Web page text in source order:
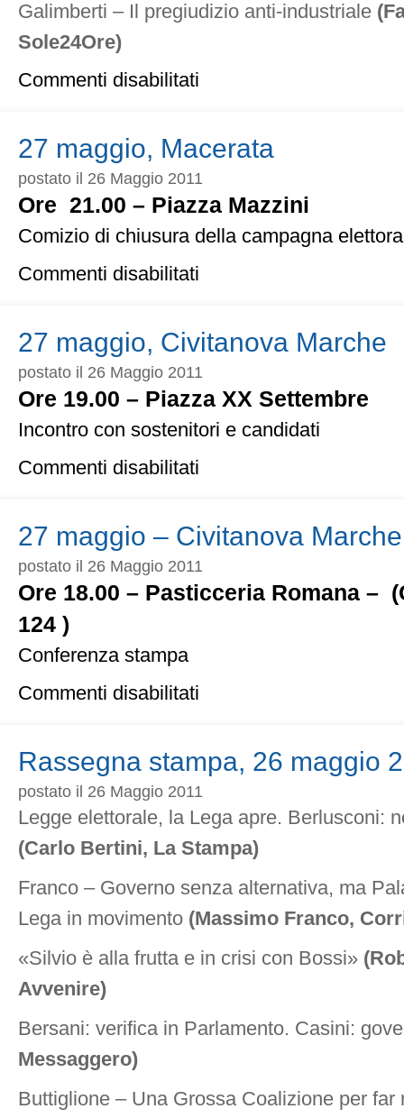
Galimberti – Il pregiudizio anti-industriale
Sole24Ore)
Commenti disabilitati
2011
27 maggio, Macerata
postato il 26 Maggio 2011
Ore 21.00 – Piazza Mazzini
Comizio di chiusura della campagna
Commenti disabilitati
27 maggio, Civitanova Marche
postato il 26 Maggio 2011
Ore 19.00 – Piazza XX Settembre
Incontro con sostenitori e candidati
Commenti disabilitati
Marche
27 maggio – Civitanova Marche
postato il 26 Maggio 2011
Ore 18.00 – Pasticceria Romana –
124 )
Conferenza stampa
Commenti disabilitati
Marche
Rassegna stampa, 26 maggio
postato il 26 Maggio 2011
Legge elettorale, la Lega apre. Berlusconi:
(Carlo Bertini, La Stampa)
Franco – Governo senza alternativa, ma
Lega in movimento (Massimo Franco,
«Silvio è alla frutta e in crisi con Bossi»
Avvenire)
Bersani: verifica in Parlamento. Casini:
Messaggero)
Buttiglione – Una Grossa Coalizione per far